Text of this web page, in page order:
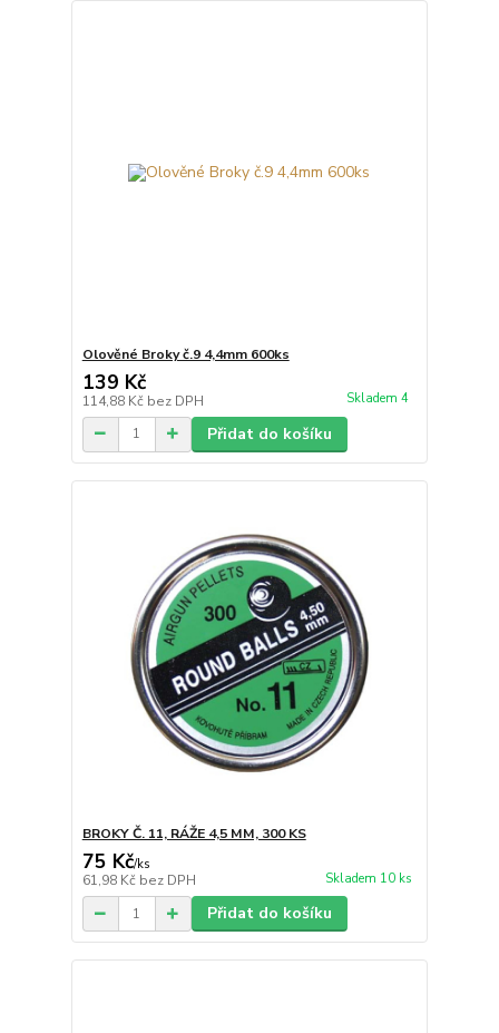
Olověné Broky č.9 4,4mm 600ks
139 Kč
114,88 Kč bez DPH Skladem 4
Přidat do košíku
BROKY Č. 11, RÁŽE 4,5 MM, 300 KS
75 Kč/ks
61,98 Kč bez DPH Skladem 10 ks
Přidat do košíku